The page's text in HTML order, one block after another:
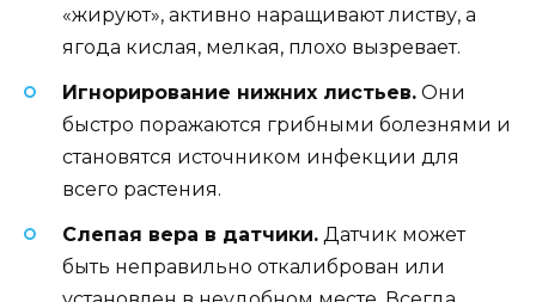
«жируют», активно наращивают листву, а
ягода кислая, мелкая, плохо вызревает.
Игнорирование нижних листьев. Они
быстро поражаются грибными болезнями и
становятся источником инфекции для
всего растения.
Слепая вера в датчики. Датчик может
быть неправильно откалиброван или